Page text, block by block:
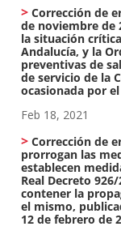
Corrección de
de noviembre de
la situación
Andalucía, y la
preventivas de
de servicio de la
ocasionada por
Feb 18, 2021
Corrección de
prorrogan las
establecen
Real Decreto
contener la
el mismo,
12 de febrero de